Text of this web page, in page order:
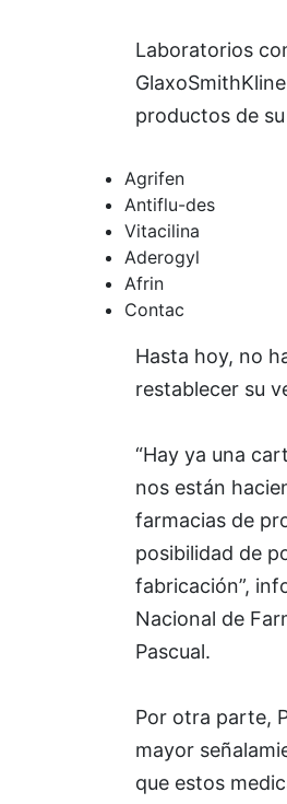
Laboratorios
productos de
Agrifen
Antiflu-des
Vitacilina
Aderogyl
Afrin
Contac
Hasta hoy, no
restablecer su
“Hay ya una
nos están
farmacias de
posibilidad de
fabricación”,
Nacional de
Pascual.
Por otra parte,
mayor
que estos